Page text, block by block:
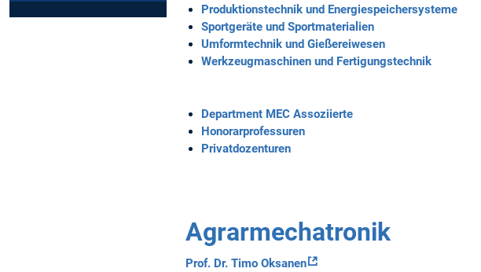
Produktionstechnik und Energiespeichersysteme
Sportgeräte und Sportmaterialien
Umformtechnik und Gießereiwesen
Werkzeugmaschinen und Fertigungstechnik
Department MEC Assoziierte
Honorarprofessuren
Privatdozenturen
Agrarmechatronik
Prof. Dr. Timo Oksanen